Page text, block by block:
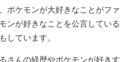
ポケモンが大好きなことがファ
ンが好きなことを公言している
しています。
さんの経歴やポケモンが好きす